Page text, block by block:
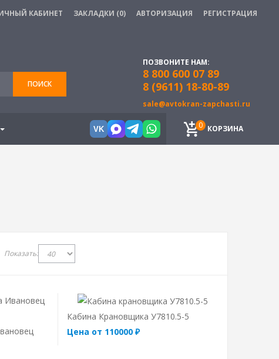
КАБИНЕТ ЗАКЛАДКИ (0) АВТОРИЗАЦИЯ РЕГИСТРАЦИЯ
ПОИСК
ПОЗВОНИТЕ НАМ:
8 800 600 07 89
8 (9611) 18-80-89
sale@avtokran-zapchasti.ru
VK КОРЗИНА
0
Показать:
Кабина Крановщика У7810.5-5
Цена от 110000 ₽